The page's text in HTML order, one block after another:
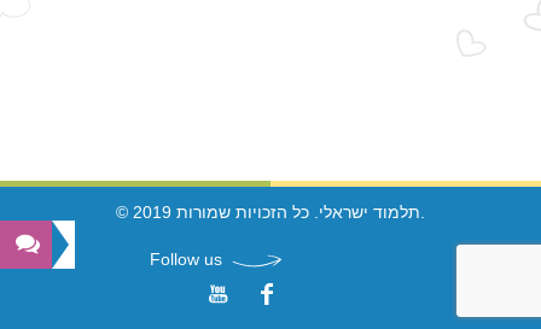
© 2019 תלמוד ישראלי. כל הזכויות שמורות.
Follow us